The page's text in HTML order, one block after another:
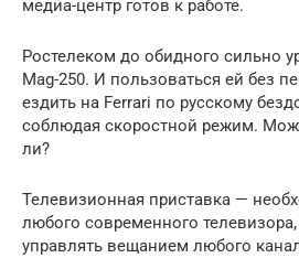
медиа-центр готов к работе.
Ростелеком до обидного сильно
Mag-250. И пользоваться ей без
ездить на Ferrari по русскому
соблюдая скоростной режим.
ли?
Телевизионная приставка —
любого современного
управлять вещанием любого